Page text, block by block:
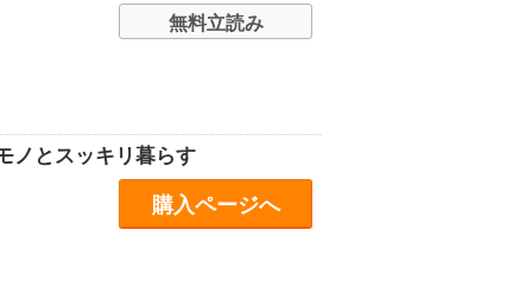
無料立読み
ノとスッキリ暮らす
購入ページへ